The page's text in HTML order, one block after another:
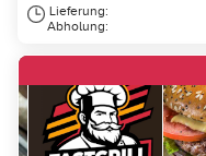
Lieferung:
Abholung: